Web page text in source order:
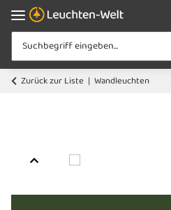
Zurück zur Liste Wandleuchten